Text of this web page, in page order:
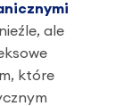
ale
które